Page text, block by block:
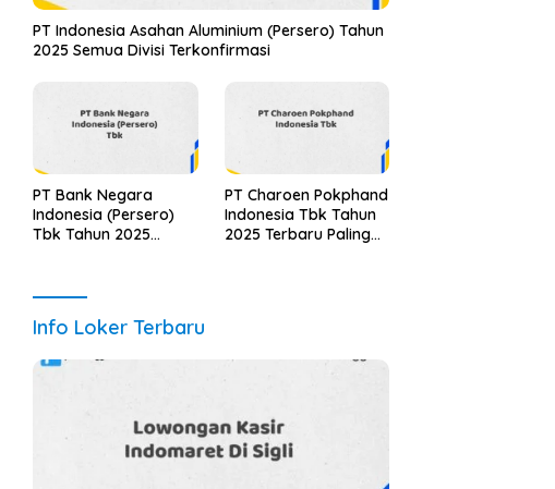
PT Indonesia Asahan Aluminium (Persero) Tahun
2025 Semua Divisi Terkonfirmasi
PT Bank Negara
Indonesia (Persero)
Tbk Tahun 2025
PT Charoen Pokphand
Indonesia Tbk Tahun
2025 Terbaru Paling
Info Loker Terbaru